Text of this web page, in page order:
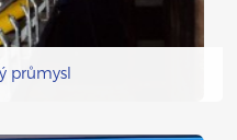
průmysl